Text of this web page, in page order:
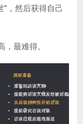
，然后获得自己
最难得。